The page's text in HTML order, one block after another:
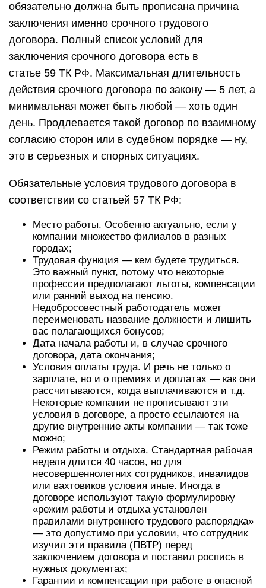
обязательно должна быть прописана причина
заключения именно срочного трудового
договора. Полный список условий для
заключения срочного договора есть в
статье 59 ТК РФ. Максимальная длительность
действия срочного договора по закону — 5 лет, а
минимальная может быть любой — хоть один
день. Продлевается такой договор по взаимному
согласию сторон или в судебном порядке — ну,
это в серьезных и спорных ситуациях.
Обязательные условия трудового договора в
соответствии со статьей 57 ТК РФ:
Место работы. Особенно актуально, если у
компании множество филиалов в разных
городах;
Трудовая функция — кем будете трудиться.
Это важный пункт, потому что некоторые
профессии предполагают льготы, компенсации
или ранний выход на пенсию.
Недобросовестный работодатель может
переименовать название должности и лишить
вас полагающихся бонусов;
Дата начала работы и, в случае срочного
договора, дата окончания;
Условия оплаты труда. И речь не только о
зарплате, но и о премиях и доплатах — как они
рассчитываются, когда выплачиваются и т.д.
Некоторые компании не прописывают эти
условия в договоре, а просто ссылаются на
другие внутренние акты компании — так тоже
можно;
Режим работы и отдыха. Стандартная рабочая
неделя длится 40 часов, но для
несовершеннолетних сотрудников, инвалидов
или вахтовиков условия иные. Иногда в
договоре используют такую формулировку
«режим работы и отдыха установлен
правилами внутреннего трудового распорядка»
— это допустимо при условии, что сотрудник
изучил эти правила (ПВТР) перед
заключением договора и поставил роспись в
нужных документах;
Гарантии и компенсации при работе в опасной